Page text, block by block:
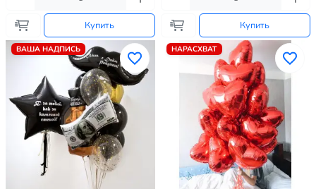
Купить Купить
ВАША НАДПИСЬ НАРАСХВАТ